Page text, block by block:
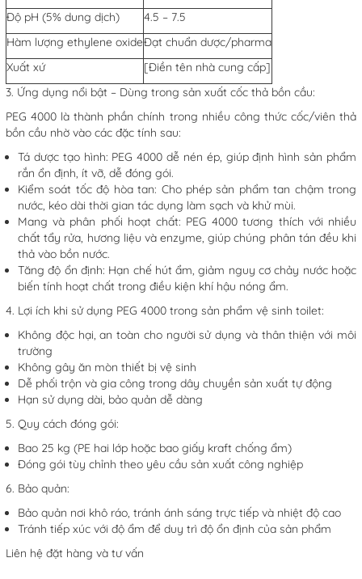
Độ pH (5% dung dịch)
4.5 – 7.5
Hàm lượng ethylene oxideĐạt chuẩn dược/pharma
Xuất xứ
[Điền tên nhà cung cấp]
3. Ứng dụng nổi bật – Dùng trong sản xuất cốc thả bồn cầu:
PEG 4000 là thành phần chính trong nhiều công thức cốc/viên thả
bồn cầu nhờ vào các đặc tính sau:
Tá dược tạo hình: PEG 4000 dễ nén ép, giúp định hình sản phẩm
rắn ổn định, ít vỡ, dễ đóng gói.
Kiểm soát tốc độ hòa tan: Cho phép sản phẩm tan chậm trong
nước, kéo dài thời gian tác dụng làm sạch và khử mùi.
Mang và phân phối hoạt chất: PEG 4000 tương thích với nhiều
chất tẩy rửa, hương liệu và enzyme, giúp chúng phân tán đều khi
thả vào bồn nước.
Tăng độ ổn định: Hạn chế hút ẩm, giảm nguy cơ chảy nước hoặc
biến tính hoạt chất trong điều kiện khí hậu nóng ẩm.
4. Lợi ích khi sử dụng PEG 4000 trong sản phẩm vệ sinh toilet:
Không độc hại, an toàn cho người sử dụng và thân thiện với môi
trường
Không gây ăn mòn thiết bị vệ sinh
Dễ phối trộn và gia công trong dây chuyền sản xuất tự động
Hạn sử dụng dài, bảo quản dễ dàng
5. Quy cách đóng gói:
Bao 25 kg (PE hai lớp hoặc bao giấy kraft chống ẩm)
Đóng gói tùy chỉnh theo yêu cầu sản xuất công nghiệp
6. Bảo quản:
Bảo quản nơi khô ráo, tránh ánh sáng trực tiếp và nhiệt độ cao
Tránh tiếp xúc với độ ẩm để duy trì độ ổn định của sản phẩm
Liên hệ đặt hàng và tư vấn